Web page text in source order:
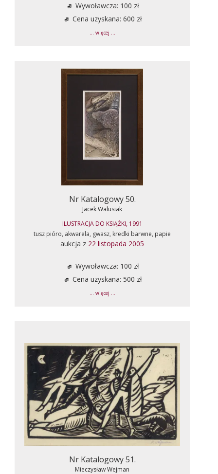
Wywoławcza: 100 zł
Cena uzyskana: 600 zł
... więcej ...
Nr Katalogowy 50.
Jacek Walusiak
ILUSTRACJA DO KSIĄŻKI, 1991
tusz pióro, akwarela, gwasz, kredki barwne, papie
aukcja z 22 listopada 2005
Wywoławcza: 100 zł
Cena uzyskana: 500 zł
... więcej ...
Nr Katalogowy 51.
Mieczysław Wejman